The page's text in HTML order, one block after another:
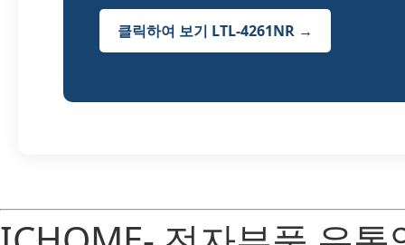
클릭하여 보기 LTL-4261NR →